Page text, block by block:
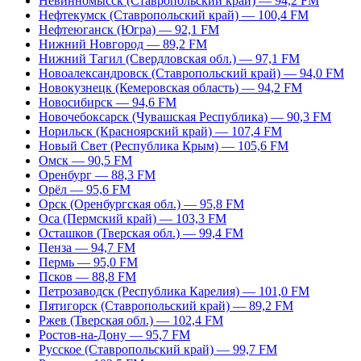
Нефтекумск (Ставропольский край) — 100,4 FM
Нефтеюганск (Югра) — 92,1 FM
Нижний Новгород — 89,2 FM
Нижний Тагил (Свердловская обл.) — 97,1 FM
Новоалександровск (Ставропольский край) — 94,0 FM
Новокузнецк (Кемеровская область) — 94,2 FM
Новосибирск — 94,6 FM
Новочебоксарск (Чувашская Республика) — 90,3 FM
Норильск (Красноярский край) — 107,4 FM
Новый Свет (Республика Крым) — 105,6 FM
Омск — 90,5 FM
Оренбург — 88,3 FM
Орёл — 95,6 FM
Орск (Оренбургская обл.) — 95,8 FM
Оса (Пермский край) — 103,3 FM
Осташков (Тверская обл.) — 99,4 FM
Пенза — 94,7 FM
Пермь — 95,0 FM
Псков — 88,8 FM
Петрозаводск (Республика Карелия) — 101,0 FM
Пятигорск (Ставропольский край) — 89,2 FM
Ржев (Тверская обл.) — 102,4 FM
Ростов-на-Дону — 95,7 FM
Русское (Ставропольский край) — 99,7 FM